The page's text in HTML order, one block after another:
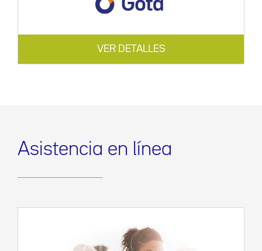
VER DETALLES
Asistencia en línea